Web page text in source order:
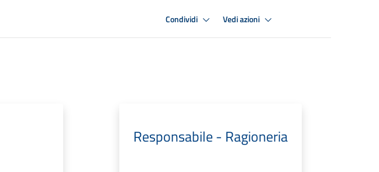
Condividi Vedi azioni
Responsabile - Ragioneria